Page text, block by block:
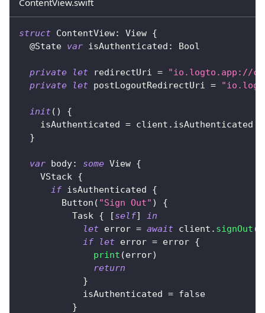
struct ContentView: View {
@State var isAuthenticated : Bool
private let redirectUri =
"io.logto.app://
private
let postLogoutRedirectUri =
init( )
{
    isAuthenticated
= client . isAuthenticated
}
var body: some View {
VStack
{
if isAuthenticated {
Button ( "Sign Out" )
{
Task
{ [self]
in
let error = await client . signOut (
if
let error = error {
print (error)
return
}
            isAuthenticated
= false
}